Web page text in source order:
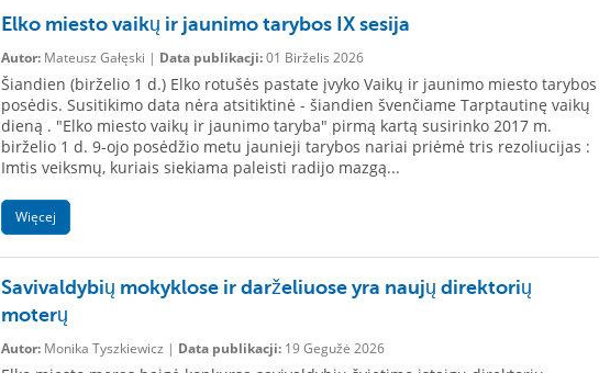
Elko miesto vaikų ir jaunimo tarybos IX sesija
Autor:Mateusz Gałęski | Data publikacji:01 Birželis 2026
Šiandien (birželio 1 d.) Elko rotušės pastate įvyko Vaikų ir jaunimo miesto tarybos
posėdis. Susitikimo data nėra atsitiktinė - šiandien švenčiame Tarptautinę vaikų
dieną . "Elko miesto vaikų ir jaunimo taryba" pirmą kartą susirinko 2017 m.
birželio 1 d. 9-ojo posėdžio metu jaunieji tarybos nariai priėmė tris rezoliucijas :
Imtis veiksmų, kuriais siekiama paleisti radijo mazgą...
Więcej
Savivaldybių mokyklose ir darželiuose yra naujų direktorių
moterų
Autor:Monika Tyszkiewicz | Data publikacji:19 Gegužė 2026